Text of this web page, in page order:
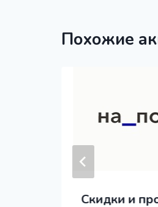
Похожие
Скидки и